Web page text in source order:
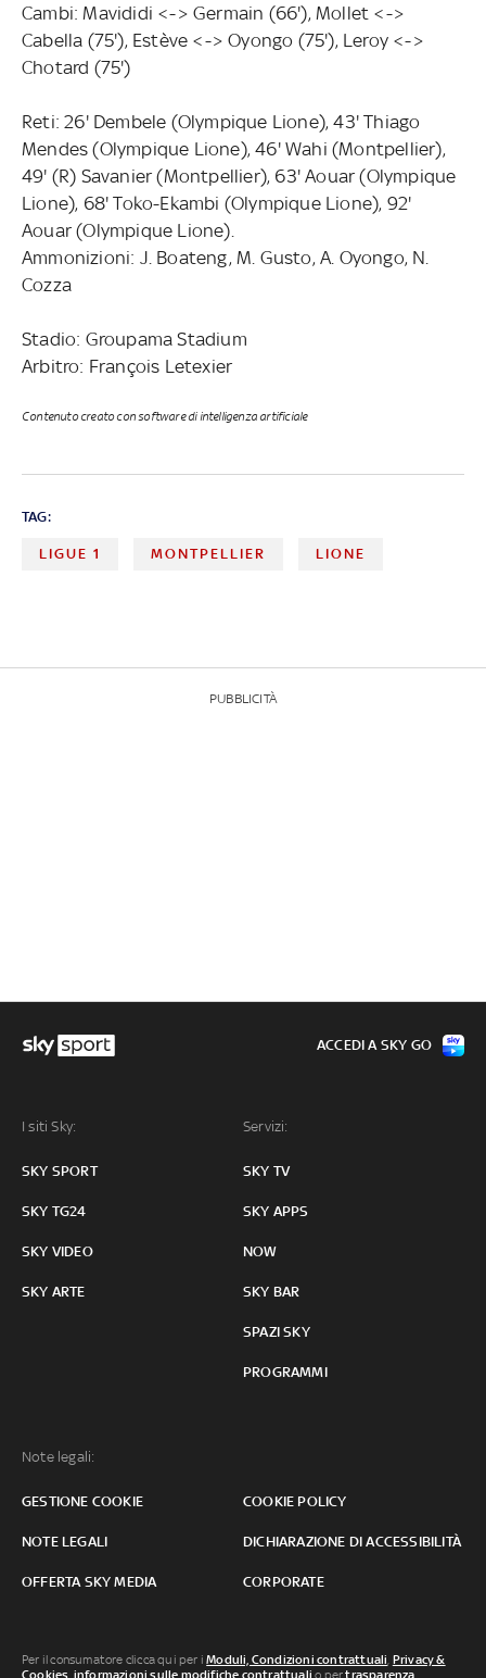
Cambi: Mavididi <-> Germain (66'), Mollet <->
Cabella (75'), Estève <-> Oyongo (75'), Leroy <->
Chotard (75')
Reti: 26' Dembele (Olympique Lione), 43' Thiago
Mendes (Olympique Lione), 46' Wahi (Montpellier),
49' (R) Savanier (Montpellier), 63' Aouar (Olympique
Lione), 68' Toko-Ekambi (Olympique Lione), 92'
Aouar (Olympique Lione).
Ammonizioni: J. Boateng, M. Gusto, A. Oyongo, N.
Cozza
Stadio: Groupama Stadium
Arbitro: François Letexier
Contenuto creato con software di intelligenza artificiale
TAG:
LIGUE 1 MONTPELLIER LIONE
PUBBLICITÀ
I siti Sky:
SKY SPORT
SKY TG24
SKY VIDEO
SKY ARTE
Servizi:
SKY TV
SKY APPS
NOW
SKY BAR
SPAZI SKY
PROGRAMMI
Note legali:
GESTIONE COOKIE COOKIE POLICY
NOTE LEGALI DICHIARAZIONE DI ACCESSIBILITÀ
OFFERTA SKY MEDIA CORPORATE
ACCEDI A SKY GO
Per il consumatore clicca qui per iModuli, Condizioni contrattuali, Privacy &